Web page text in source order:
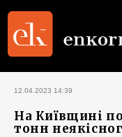
12.04.2023 14:39
На Київщині
тонн